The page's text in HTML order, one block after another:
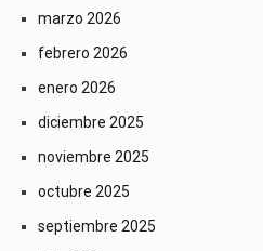
marzo 2026
febrero 2026
enero 2026
diciembre 2025
noviembre 2025
octubre 2025
septiembre 2025